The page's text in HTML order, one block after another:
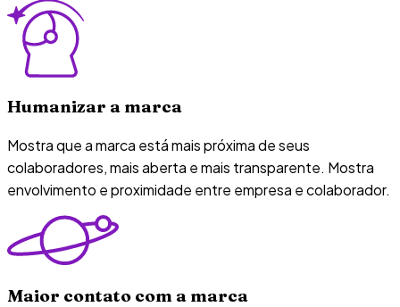
Humanizar a marca
Mostra que a marca está mais próxima de seus
colaboradores, mais aberta e mais transparente. Mostra
envolvimento e proximidade entre empresa e colaborador.
Maior contato com a marca